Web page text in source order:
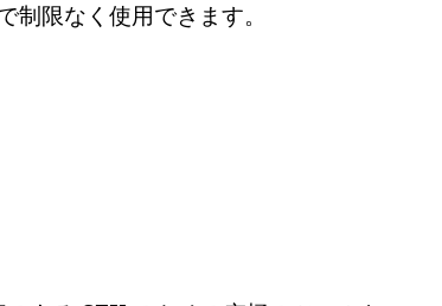
制限なく使用できます。